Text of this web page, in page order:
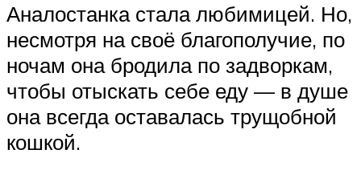
Аналостанка стала любимицей. Но,
несмотря на своё благополучие, по
ночам она бродила по задворкам,
чтобы отыскать себе еду — в душе
она всегда оставалась трущобной
кошкой.